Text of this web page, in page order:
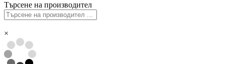
Търсене на производител
×